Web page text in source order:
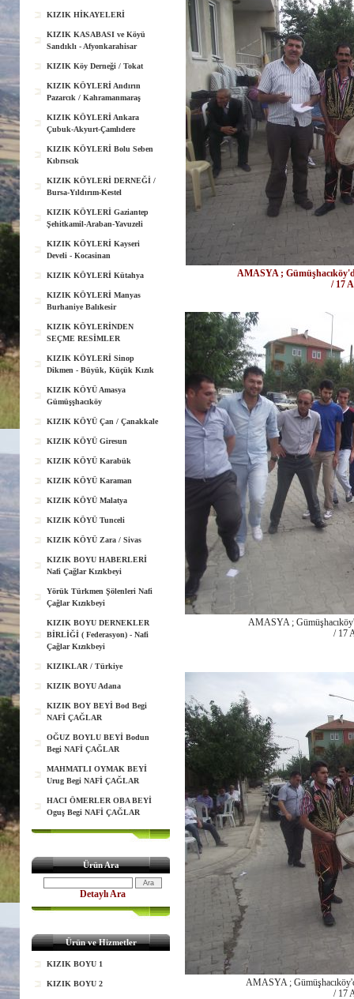
KIZIK HİKAYELERİ
KIZIK KASABASI ve Köyü
Sandıklı - Afyonkarahisar
KIZIK Köy Derneği / Tokat
KIZIK KÖYLERİ Andırın
Pazarcık / Kahramanmaraş
KIZIK KÖYLERİ Ankara
Çubuk-Akyurt-Çamlıdere
KIZIK KÖYLERİ Bolu Seben
Kıbrıscık
KIZIK KÖYLERİ DERNEĞİ /
Bursa-Yıldırım-Kestel
KIZIK KÖYLERİ Gaziantep
Şehitkamil-Araban-Yavuzeli
KIZIK KÖYLERİ Kayseri
Develi - Kocasinan
KIZIK KÖYLERİ Kütahya
KIZIK KÖYLERİ Manyas
Burhaniye Balıkesir
KIZIK KÖYLERİNDEN
SEÇME RESİMLER
KIZIK KÖYLERİ Sinop
Dikmen - Büyük, Küçük Kızık
KIZIK KÖYÜ Amasya
Gümüşşhacıköy
KIZIK KÖYÜ Çan / Çanakkale
KIZIK KÖYÜ Giresun
KIZIK KÖYÜ Karabük
KIZIK KÖYÜ Karaman
KIZIK KÖYÜ Malatya
KIZIK KÖYÜ Tunceli
KIZIK KÖYÜ Zara / Sivas
KIZIK BOYU HABERLERİ
Nafi Çağlar Kızıkbeyi
Yörük Türkmen Şölenleri Nafi
Çağlar Kızıkbeyi
KIZIK BOYU DERNEKLER
BİRLİĞİ ( Federasyon) - Nafi
Çağlar Kızıkbeyi
KIZIKLAR / Türkiye
KIZIK BOYU Adana
KIZIK BOY BEYİ Bod Begi
NAFİ ÇAĞLAR
OĞUZ BOYLU BEYİ Bodun
Begi NAFİ ÇAĞLAR
MAHMATLI OYMAK BEYİ
Urug Begi NAFİ ÇAĞLAR
HACI ÖMERLER OBA BEYİ
Oguş Begi NAFİ ÇAĞLAR
Ürün Ara
Detaylı Ara
Ürün ve Hizmetler
KIZIK BOYU 1
KIZIK BOYU 2
AMASYA ;
/ 17
AMASYA ;
/ 17
AMASYA ;
/ 17